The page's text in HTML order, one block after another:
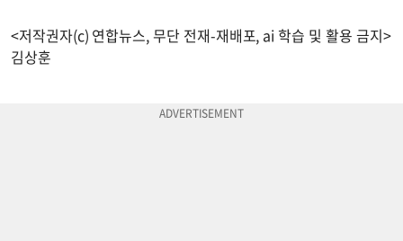
<저작권자(c) 연합뉴스, 무단 전재-재배포, ai 학습 및 활용 금지>
김상훈